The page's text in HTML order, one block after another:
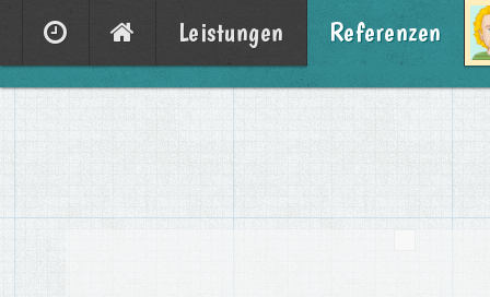
Leistungen Referenzen